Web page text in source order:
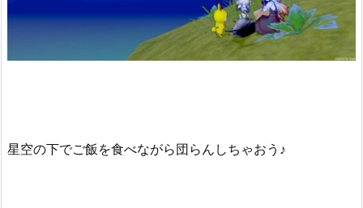
星空の下でご飯を食べながら団らんしちゃおう♪